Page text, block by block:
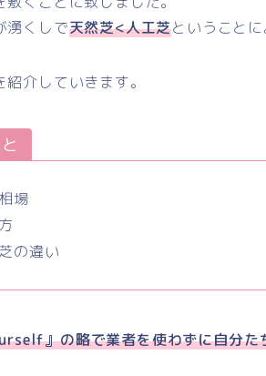
湧くしで天然芝<人工芝ということに
介していきます。
場
の違い
』の略で業者を使わずに自分た